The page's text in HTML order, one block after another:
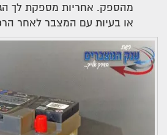
מהספק. אחריות מספקת לך
או בעיות עם המצבר לאחר